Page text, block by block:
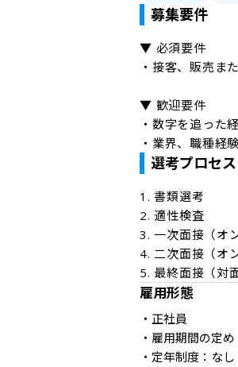
募集要件
▼ 必須要件
・接客、販売ま
▼ 歓迎要件
・数字を追った
・業界、職種経験
選考プロセス
1. 書類選考
2. 適性検査
3. 一次面接（オ
4. 二次面接（オ
5. 最終面接（対面
雇用形態
・正社員
・雇用期間の定め
・定年制度：なし